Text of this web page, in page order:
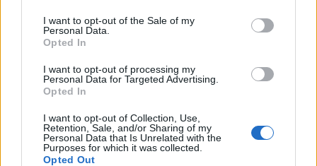
I want to opt-out of the Sale of my
Personal Data.
Opted In
I want to opt-out of processing my
Personal Data for Targeted Advertising.
Opted In
I want to opt-out of Collection, Use,
Retention, Sale, and/or Sharing of my
Personal Data that Is Unrelated with the
Purposes for which it was collected.
Opted Out